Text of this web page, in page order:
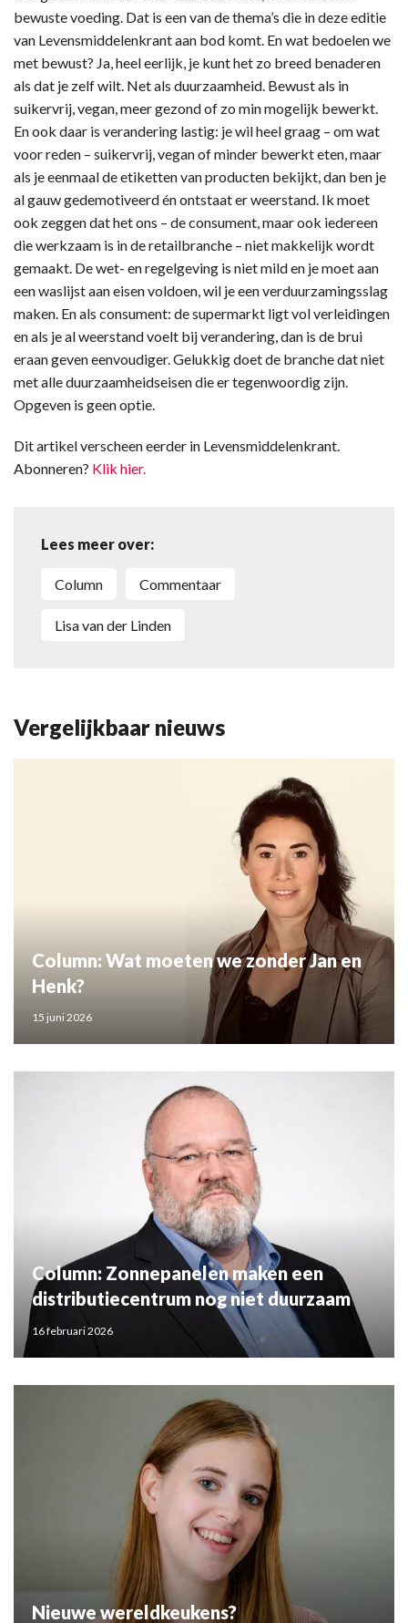
bewuste voeding. Dat is een van de thema’s die in deze editie
van Levensmiddelenkrant aan bod komt. En wat bedoelen we
met bewust? Ja, heel eerlijk, je kunt het zo breed benaderen
als dat je zelf wilt. Net als duurzaamheid. Bewust als in
suikervrij, vegan, meer gezond of zo min mogelijk bewerkt.
En ook daar is verandering lastig: je wil heel graag – om wat
voor reden – suikervrij, vegan of minder bewerkt eten, maar
als je eenmaal de etiketten van producten bekijkt, dan ben je
al gauw gedemotiveerd én ontstaat er weerstand. Ik moet
ook zeggen dat het ons – de consument, maar ook iedereen
die werkzaam is in de retailbranche – niet makkelijk wordt
gemaakt. De wet- en regelgeving is niet mild en je moet aan
een waslijst aan eisen voldoen, wil je een verduurzamingsslag
maken. En als consument: de supermarkt ligt vol verleidingen
en als je al weerstand voelt bij verandering, dan is de brui
eraan geven eenvoudiger. Gelukkig doet de branche dat niet
met alle duurzaamheidseisen die er tegenwoordig zijn.
Opgeven is geen optie.
Dit artikel verscheen eerder in Levensmiddelenkrant.
Abonneren? Klik hier.
Lees meer over:
column commentaar
Lisa van der Linden
Vergelijkbaar nieuws
Column: Wat moeten we zonder Jan en
Henk?
15 juni 2026
Column: Zonnepanelen maken een
distributiecentrum nog niet duurzaam
16 februari 2026
Nieuwe wereldkeukens?